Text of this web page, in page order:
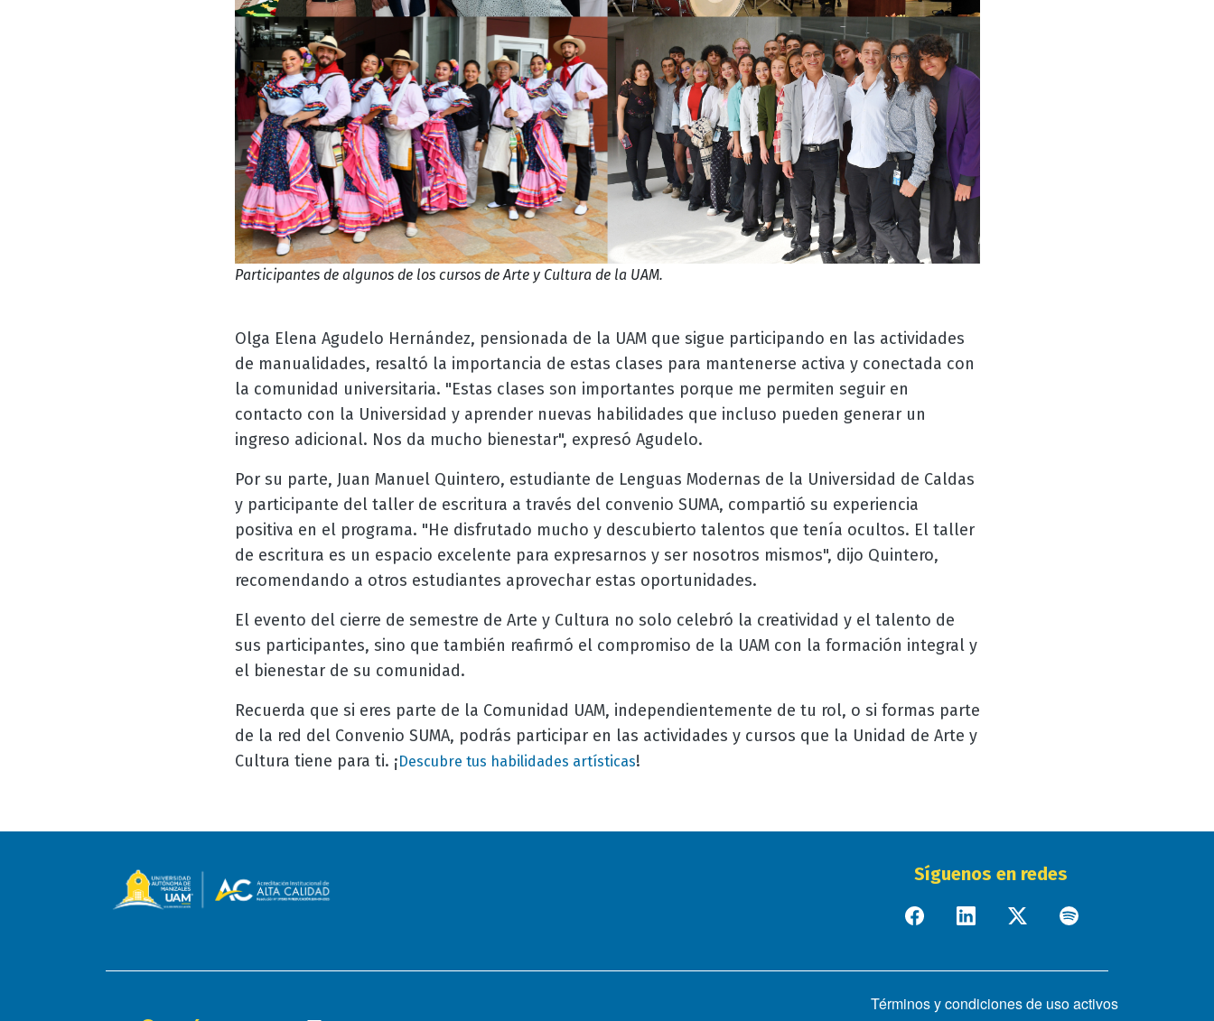
Participantes de algunos de los cursos de Arte y Cultura de la UAM.
Olga Elena Agudelo Hernández, pensionada de la UAM que sigue participando en las actividades
de manualidades, resaltó la importancia de estas clases para mantenerse activa y conectada con
la comunidad universitaria. "Estas clases son importantes porque me permiten seguir en
contacto con la Universidad y aprender nuevas habilidades que incluso pueden generar un
ingreso adicional. Nos da mucho bienestar", expresó Agudelo.
Por su parte, Juan Manuel Quintero, estudiante de Lenguas Modernas de la Universidad de Caldas
y participante del taller de escritura a través del convenio SUMA, compartió su experiencia
positiva en el programa. "He disfrutado mucho y descubierto talentos que tenía ocultos. El taller
de escritura es un espacio excelente para expresarnos y ser nosotros mismos", dijo Quintero,
recomendando a otros estudiantes aprovechar estas oportunidades.
El evento del cierre de semestre de Arte y Cultura no solo celebró la creatividad y el talento de
sus participantes, sino que también reafirmó el compromiso de la UAM con la formación integral y
el bienestar de su comunidad.
Recuerda que si eres parte de la Comunidad UAM, independientemente de tu rol, o si formas parte
de la red del Convenio SUMA, podrás participar en las actividades y cursos que la Unidad de Arte y
Cultura tiene para ti. ¡Descubre tus habilidades artísticas!
Síguenos en redes
Términos y condiciones de uso activos